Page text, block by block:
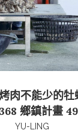
肉不能少的
鄉鎮計畫 49
YU-LING